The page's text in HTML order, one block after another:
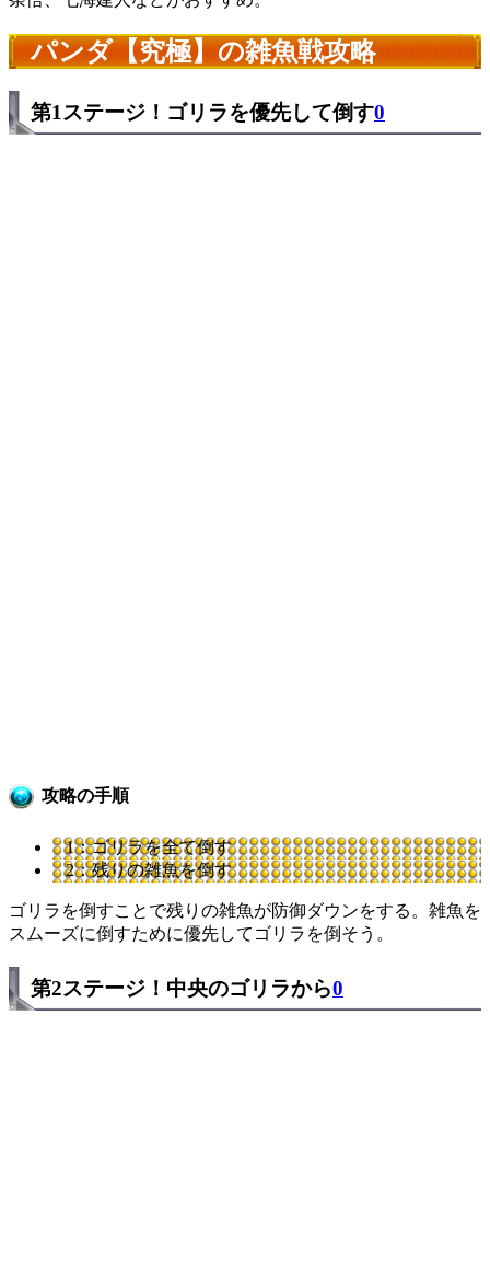
パンダ【究極】の雑魚戦攻略
第1ステージ！ゴリラを優先して倒す0
攻略の手順
1：ゴリラを全て倒す
2：残りの雑魚を倒す
ゴリラを倒すことで残りの雑魚が防御ダウンをする。雑魚を
スムーズに倒すために優先してゴリラを倒そう。
第2ステージ！中央のゴリラから0